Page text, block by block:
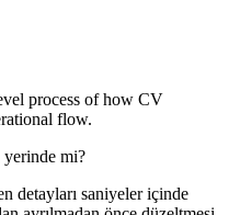
process of how CV
flow.
mi?
detayları saniyeler içinde